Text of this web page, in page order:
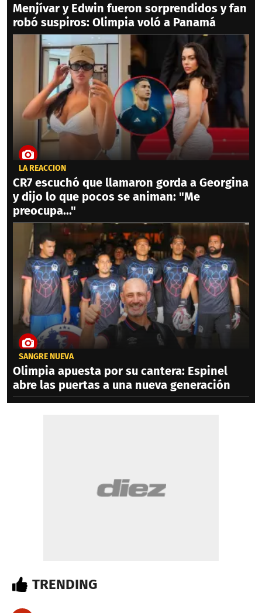
Menjívar y Edwin fueron sorprendidos y fan
robó suspiros: Olimpia voló a Panamá
LA REACCIÓN
CR7 escuchó que llamaron gorda a Georgina
y dijo lo que pocos se animan: "Me
preocupa..."
SANGRE NUEVA
Olimpia apuesta por su cantera: Espinel
abre las puertas a una nueva generación
TRENDING